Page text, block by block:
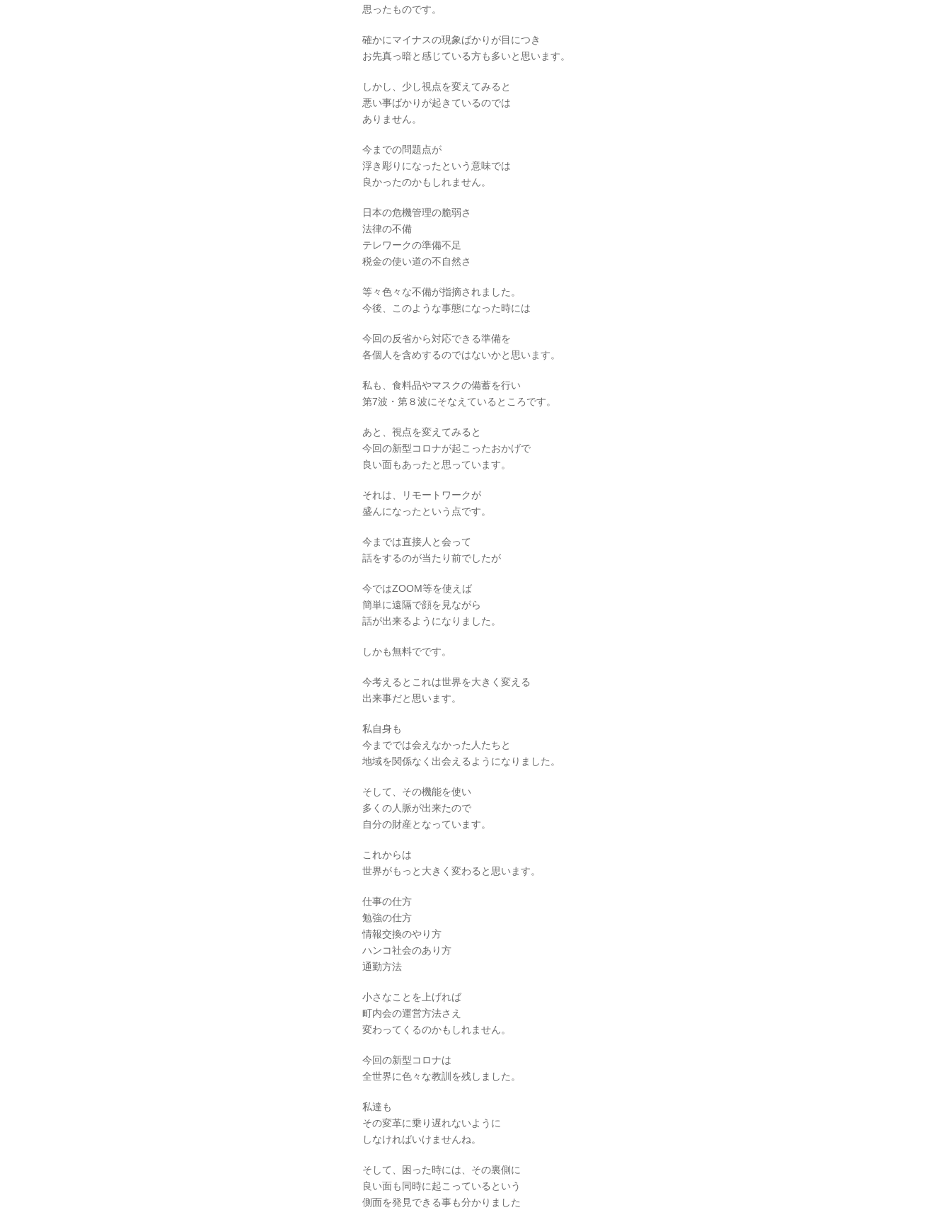
思ったものです。
確かにマイナスの現象ばかりが目につき
お先真っ暗と感じている方も多いと思います。
しかし、少し視点を変えてみると
悪い事ばかりが起きているのでは
ありません。
今までの問題点が
浮き彫りになったという意味では
良かったのかもしれません。
日本の危機管理の脆弱さ
法律の不備
テレワークの準備不足
税金の使い道の不自然さ
等々色々な不備が指摘されました。
今後、このような事態になった時には
今回の反省から対応できる準備を
各個人を含めするのではないかと思います。
私も、食料品やマスクの備蓄を行い
第7波・第８波にそなえているところです。
あと、視点を変えてみると
今回の新型コロナが起こったおかげで
良い面もあったと思っています。
それは、リモートワークが
盛んになったという点です。
今までは直接人と会って
話をするのが当たり前でしたが
今ではZOOM等を使えば
簡単に遠隔で顔を見ながら
話が出来るようになりました。
しかも無料でです。
今考えるとこれは世界を大きく変える
出来事だと思います。
私自身も
今まででは会えなかった人たちと
地域を関係なく出会えるようになりました。
そして、その機能を使い
多くの人脈が出来たので
自分の財産となっています。
これからは
世界がもっと大きく変わると思います。
仕事の仕方
勉強の仕方
情報交換のやり方
ハンコ社会のあり方
通勤方法
小さなことを上げれば
町内会の運営方法さえ
変わってくるのかもしれません。
今回の新型コロナは
全世界に色々な教訓を残しました。
私達も
その変革に乗り遅れないように
しなければいけませんね。
そして、困った時には、その裏側に
良い面も同時に起こっているという
側面を発見できる事も分かりました